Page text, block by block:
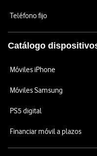
Teléfono fijo
Catálogo
Móviles iPhone
Móviles Samsung
PS5 digital
Financiar móvil a plazos